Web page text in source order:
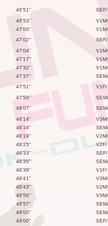
46'51''
SEF/
46'53''
V1M/
47'00''
V1M/
47'02''
SEF/
47'04''
V1M/
47'17''
V1M/
47'32''
V1M/
47'37''
SEM/
47'51''
V1F/
47'56''
SEM/
48'07''
SEM/
48'14''
V3M/
48'16''
SEM/
48'19''
V2M/
48'25''
V2F/
48'33''
SEF/
48'35''
SEM/
48'39''
V1F/
48'41''
V3M/
48'43''
V2M/
48'56''
V3M/
48'57''
SEM/
49'00''
SEM/
49'00''
SEF/